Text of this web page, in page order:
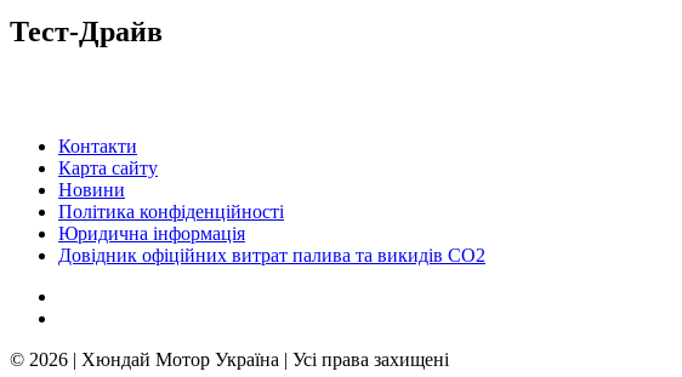
Тест-Драйв
Контакти
Карта сайту
Новини
Політика конфіденційності
Юридична інформація
Довідник офіційних витрат палива та викидів СО2
© 2026 | Хюндай Мотор Україна | Усі права захищені